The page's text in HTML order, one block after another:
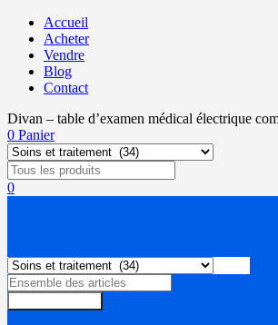
Accueil
Acheter
Vendre
Blog
Contact
Divan – table d’examen médical électrique
0 Panier
0